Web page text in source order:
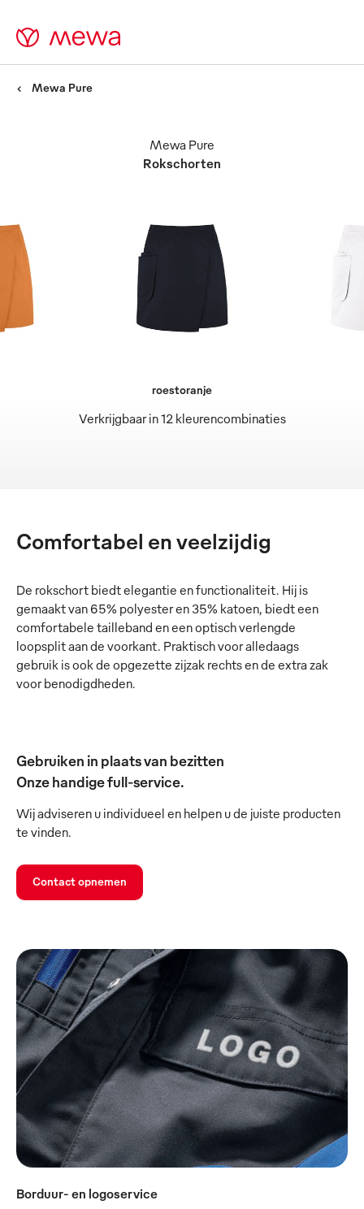
Mewa Pure
Rokschorten
Mewa Pure
Verkrijgbaar in 12 kleurencombinaties
roestoranje
Comfortabel en veelzijdig
De rokschort biedt elegantie en functionaliteit. Hij is
gemaakt van 65% polyester en 35% katoen, biedt een
comfortabele tailleband en een optisch verlengde
loopsplit aan de voorkant. Praktisch voor alledaags
gebruik is ook de opgezette zijzak rechts en de extra zak
voor benodigdheden.
Gebruiken in plaats van bezitten
Onze handige full-service.
Wij adviseren u individueel en helpen u de juiste producten
te vinden.
Contact opnemen
Borduur- en logoservice